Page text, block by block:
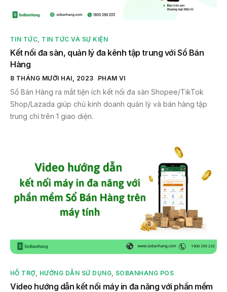
TIN TỨC, TIN TỨC VÀ SỰ KIỆN
Kết nối đa sàn, quản lý đa kênh tập trung với Sổ Bán
Hàng
8 THÁNG MƯỜI HAI, 2023 PHAM VI
Sổ Bán Hàng ra mắt tiện ích kết nối đa sàn Shopee/TikTok
Shop/Lazada giúp chủ kinh doanh quản lý và bán hàng tập
trung chỉ trên 1 giao diện.
HỖ TRỢ HƯỚNG DẪN SỬ DỤNG SOBANHANG POS
Video hướng dẫn kết nối máy in đa năng với phần mềm